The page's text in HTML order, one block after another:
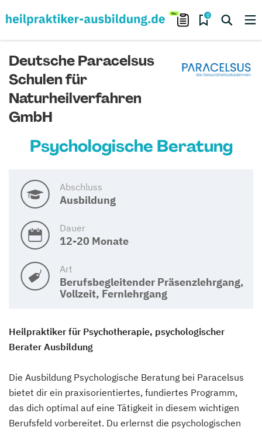
0
Deutsche Paracelsus
Schulen für
Naturheilverfahren
GmbH
Psychologische Beratung
Abschluss
Ausbildung
Dauer
12-20 Monate
Art
Berufsbegleitender Präsenzlehrgang,
Vollzeit, Fernlehrgang
Heilpraktiker für Psychotherapie, psychologischer
Berater Ausbildung
Die Ausbildung Psychologische Beratung bei Paracelsus
bietet dir ein praxisorientiertes, fundiertes Programm,
das dich optimal auf eine Tätigkeit in diesem wichtigen
Berufsfeld vorbereitet. Du erlernst die psychologischen